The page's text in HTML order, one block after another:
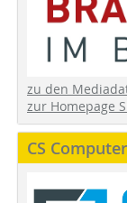
zu den
zur Homepage
CS